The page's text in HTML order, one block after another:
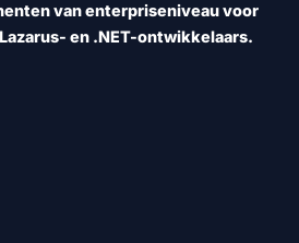
van enterpriseniveau voor
en .NET-ontwikkelaars.